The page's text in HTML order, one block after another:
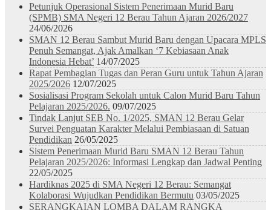
Petunjuk Operasional Sistem Penerimaan Murid Baru
(SPMB) SMA Negeri 12 Berau Tahun Ajaran 2026/2027
24/06/2026
SMAN 12 Berau Sambut Murid Baru dengan Upacara MPLS
Penuh Semangat, Ajak Amalkan ‘7 Kebiasaan Anak
Indonesia Hebat’ 14/07/2025
Rapat Pembagian Tugas dan Peran Guru untuk Tahun Ajaran
2025/2026 12/07/2025
Sosialisasi Program Sekolah untuk Calon Murid Baru Tahun
Pelajaran 2025/2026. 09/07/2025
Tindak Lanjut SEB No. 1/2025, SMAN 12 Berau Gelar
Survei Penguatan Karakter Melalui Pembiasaan di Satuan
Pendidikan 26/05/2025
Sistem Penerimaan Murid Baru SMAN 12 Berau Tahun
Pelajaran 2025/2026: Informasi Lengkap dan Jadwal Penting
22/05/2025
Hardiknas 2025 di SMA Negeri 12 Berau: Semangat
Kolaborasi Wujudkan Pendidikan Bermutu 03/05/2025
SERANGKAIAN LOMBA DALAM RANGKA